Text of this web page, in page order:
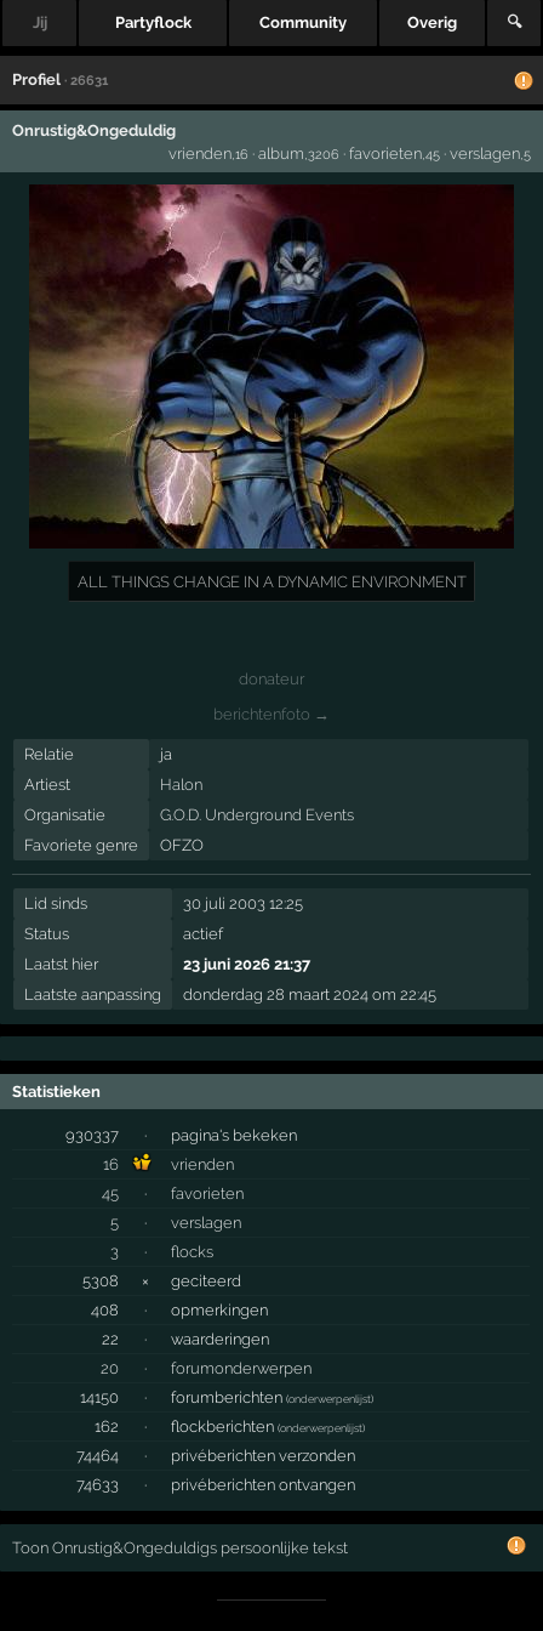
Jij Partyflock Community Overig 🔍
Profiel · 26631
Onrustig&Ongeduldig
vrienden,16 · album ,3206 · favorieten,45· verslagen,5
ALL THINGS CHANGE IN A DYNAMIC ENVIRONMENT
donateur
berichtenfoto →
Relatie
ja
Artiest
Halon
Organisatie
G.O.D. Underground Events
Favoriete genre
OFZO
Lid sinds
30 juli 2003 12:25
Status
actief
Laatst hier
23 juni 2026 21:37
Laatste aanpassing
donderdag 28 maart 2024 om 22:45
Statistieken
930337 ·
pagina's bekeken
16
vrienden
45
·
favorieten
5
·
verslagen
3
·
flocks
5308
×
geciteerd
408
·
opmerkingen
22
·
waarderingen
20
·
forumonderwerpen
14150
· forumberichten(onderwerpenlijst)
162 · flockberichten(onderwerpenlijst)
74464 ·
privéberichten verzonden
74633
· privéberichten ontvangen
Toon Onrustig&Ongeduldigs persoonlijke tekst